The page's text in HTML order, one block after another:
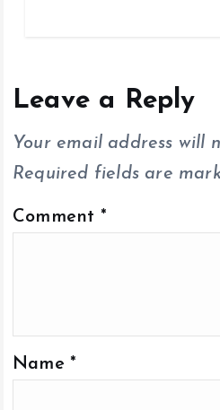
o
p
p
Leave a Reply
Your email address will
Required fields are
Comment *
Name *